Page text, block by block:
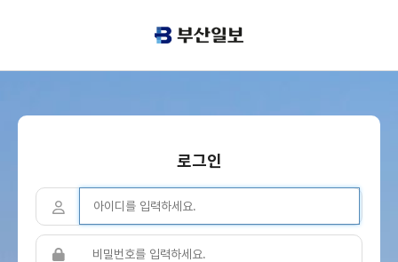
로그인